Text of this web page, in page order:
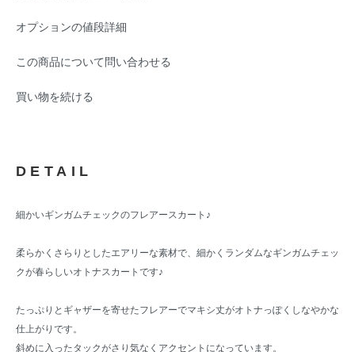
オプションの値段詳細
この商品について問い合わせる
買い物を続ける
DETAIL
細かいギンガムチェックのフレアースカート♪
柔らかくさらりとしたエアリーな素材で、細かくランダムなギンガムチェッ
クが春らしいオトナスカートです♪
たっぷりとギャザーを寄せたフレアーでマキシ丈がオトナっぽくしなやかな
仕上がりです。
斜めに入ったタックがさり気なくアクセントになっています。